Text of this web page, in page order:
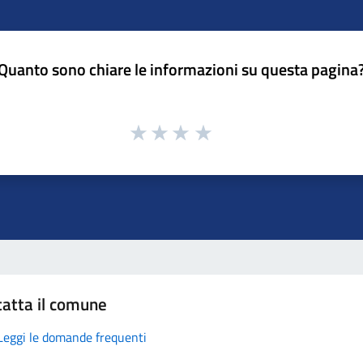
sono chiare le informazioni su questa
il comune
le domande frequenti